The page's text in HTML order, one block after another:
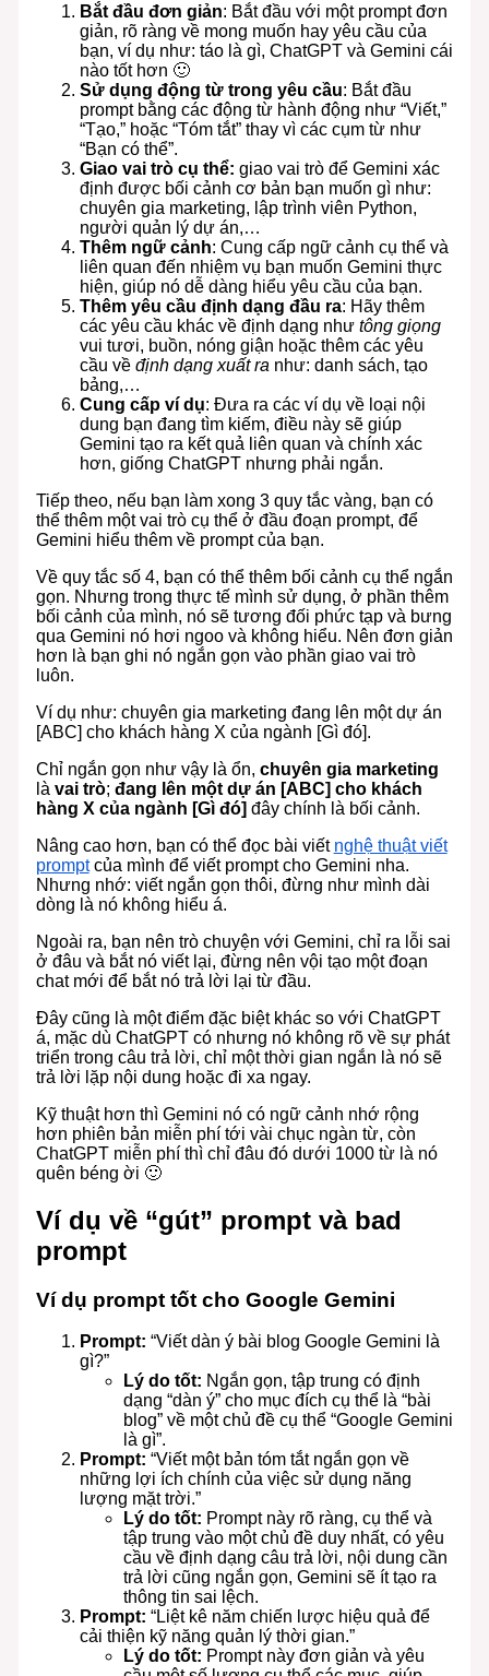
Bắt đầu đơn giản: Bắt đầu với một prompt đơn
giản, rõ ràng về mong muốn hay yêu cầu của
bạn, ví dụ như: táo là gì, ChatGPT và Gemini cái
nào tốt hơn 🙂
Sử dụng động từ trong yêu cầu: Bắt đầu
prompt bằng các động từ hành động như “Viết,”
“Tạo,” hoặc “Tóm tắt” thay vì các cụm từ như
“Bạn có thể”.
Giao vai trò cụ thể: giao vai trò để Gemini xác
định được bối cảnh cơ bản bạn muốn gì như:
chuyên gia marketing, lập trình viên Python,
người quản lý dự án,…
Thêm ngữ cảnh: Cung cấp ngữ cảnh cụ thể và
liên quan đến nhiệm vụ bạn muốn Gemini thực
hiện, giúp nó dễ dàng hiểu yêu cầu của bạn.
Thêm yêu cầu định dạng đầu ra: Hãy thêm
các yêu cầu khác về định dạng nhưtông giọng
vui tươi, buồn, nóng giận hoặc thêm các yêu
cầu về định dạng xuất ra như: danh sách, tạo
bảng,…
Cung cấp ví dụ: Đưa ra các ví dụ về loại nội
dung bạn đang tìm kiếm, điều này sẽ giúp
Gemini tạo ra kết quả liên quan và chính xác
hơn, giống ChatGPT nhưng phải ngắn.
Tiếp theo, nếu bạn làm xong 3 quy tắc vàng, bạn có
thể thêm một vai trò cụ thể ở đầu đoạn prompt, để
Gemini hiểu thêm về prompt của bạn.
Về quy tắc số 4, bạn có thể thêm bối cảnh cụ thể ngắn
gọn. Nhưng trong thực tế mình sử dụng, ở phần thêm
bối cảnh của mình, nó sẽ tương đối phức tạp và bưng
qua Gemini nó hơi ngoo và không hiểu. Nên đơn giản
hơn là bạn ghi nó ngắn gọn vào phần giao vai trò
luôn.
Ví dụ như: chuyên gia marketing đang lên một dự án
[ABC] cho khách hàng X của ngành [Gì đó].
Chỉ ngắn gọn như vậy là ổn, chuyên gia marketing
là vai trò; đang lên một dự án [ABC] cho khách
hàng X của ngành [Gì đó] đây chính là bối cảnh.
Nâng cao hơn, bạn có thể đọc bài viết nghệ thuật viết
promptcủa mình để viết prompt cho Gemini nha.
Nhưng nhớ: viết ngắn gọn thôi, đừng như mình dài
dòng là nó không hiểu á.
Ngoài ra, bạn nên trò chuyện với Gemini, chỉ ra lỗi sai
ở đâu và bắt nó viết lại, đừng nên vội tạo một đoạn
chat mới để bắt nó trả lời lại từ đầu.
Đây cũng là một điểm đặc biệt khác so với ChatGPT
á, mặc dù ChatGPT có nhưng nó không rõ về sự phát
triển trong câu trả lời, chỉ một thời gian ngắn là nó sẽ
trả lời lặp nội dung hoặc đi xa ngay.
Kỹ thuật hơn thì Gemini nó có ngữ cảnh nhớ rộng
hơn phiên bản miễn phí tới vài chục ngàn từ, còn
ChatGPT miễn phí thì chỉ đâu đó dưới 1000 từ là nó
quên béng ời 🙂
Ví dụ về “gút” prompt và bad
prompt
Ví dụ prompt tốt cho Google Gemini
Prompt: “Viết dàn ý bài blog Google Gemini là
gì?”
Lý do tốt: Ngắn gọn, tập trung có định
dạng “dàn ý” cho mục đích cụ thể là “bài
blog” về một chủ đề cụ thể “Google Gemini
là gì”.
Prompt: “Viết một bản tóm tắt ngắn gọn về
những lợi ích chính của việc sử dụng năng
lượng mặt trời.”
Lý do tốt: Prompt này rõ ràng, cụ thể và
tập trung vào một chủ đề duy nhất, có yêu
cầu về định dạng câu trả lời, nội dung cần
trả lời cũng ngắn gọn, Gemini sẽ ít tạo ra
thông tin sai lệch.
Prompt: “Liệt kê năm chiến lược hiệu quả để
cải thiện kỹ năng quản lý thời gian.”
Lý do tốt: Prompt này đơn giản và yêu